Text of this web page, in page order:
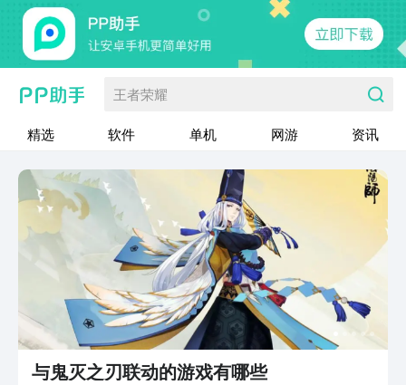
王者荣耀
精选 软件 单机 网游 资讯
与鬼灭之刃联动的游戏有哪些